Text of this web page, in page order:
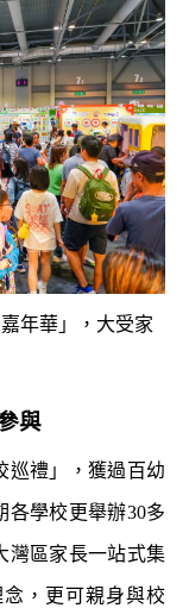
年華」，大受家
與
巡禮」，獲過百幼
各學校更舉辦30多
灣區家長一站式集
，更可親身與校